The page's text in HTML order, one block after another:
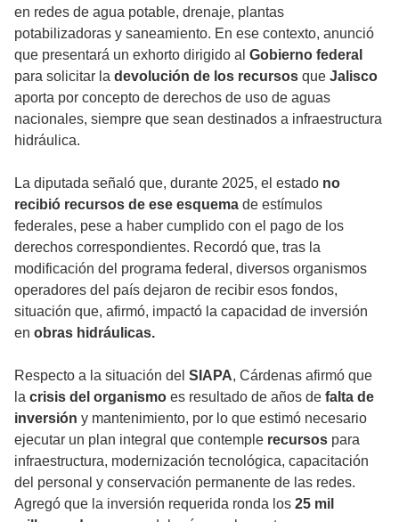
en redes de agua potable, drenaje, plantas
potabilizadoras y saneamiento. En ese contexto, anunció
que presentará un exhorto dirigido al Gobierno federal
para solicitar la devolución de los recursos que Jalisco
aporta por concepto de derechos de uso de aguas
nacionales, siempre que sean destinados a infraestructura
hidráulica.
La diputada señaló que, durante 2025, el estado no
recibió recursos de ese esquema de estímulos
federales, pese a haber cumplido con el pago de los
derechos correspondientes. Recordó que, tras la
modificación del programa federal, diversos organismos
operadores del país dejaron de recibir esos fondos,
situación que, afirmó, impactó la capacidad de inversión
en obras hidráulicas.
Respecto a la situación del SIAPA, Cárdenas afirmó que
la crisis del organismo es resultado de años de falta de
inversión y mantenimiento, por lo que estimó necesario
ejecutar un plan integral que contemple recursos para
infraestructura, modernización tecnológica, capacitación
del personal y conservación permanente de las redes.
Agregó que la inversión requerida ronda los 25 mil